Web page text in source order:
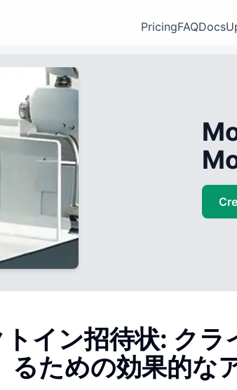
PricingFAQDocs
トイン招待状: ク
るための効果的な